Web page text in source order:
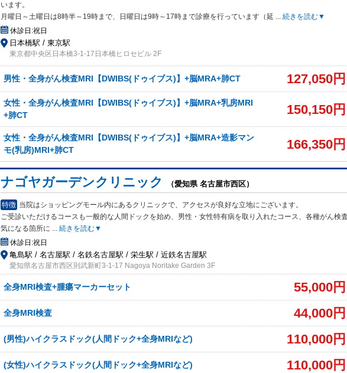
います。
月曜日～土曜日は8時半～19時まで、日曜日は9時～17時まで診療を行っています（延 ... 続きを読む▼
休診日:祝日
日本橋駅 / 東京駅
東京都中央区日本橋3-1-17日本橋ヒロセビル 2F
男性・全身がん検査MRI【DWIBS(ドゥイブス)】+脳MRA+肺CT 127,050円
女性・全身がん検査MRI【DWIBS(ドゥイブス)】+脳MRA+乳房MRI
+肺CT
150,150円
女性・全身がん検査MRI【DWIBS(ドゥイブス)】+脳MRA+造影マン
モ(乳房)MRI+肺CT
166,350円
ナゴヤガーデンクリニック （愛知県 名古屋市西区）
特徴 当院はショッピングモール内にあるクリニックで、アクセスが良好な立地にございます。
ご受診いただけるコースも一般的な人間ドックを始め、男性・女性特有病を取り入れたコース、各種がん検
気になる箇所に ... 続きを読む▼
休診日:祝日
亀島駅 / 名古屋駅 / 名鉄名古屋駅 / 栄生駅 / 近鉄名古屋駅
愛知県名古屋市西区則武新町3-1-17 Nagoya Noritake Garden 3F
全身MRI検査+腫瘍マーカーセット 55,000円
全身MRI検査 44,000円
(男性)ハイクラスドック(人間ドック+全身MRIなど) 110,000円
(女性)ハイクラスドック(人間ドック+全身MRIなど) 110,000円